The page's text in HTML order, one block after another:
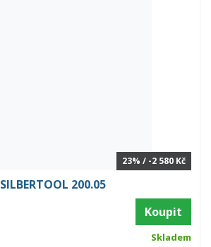
23% / -2 580 Kč
SILBERTOOL 200.05
Koupit
Skladem